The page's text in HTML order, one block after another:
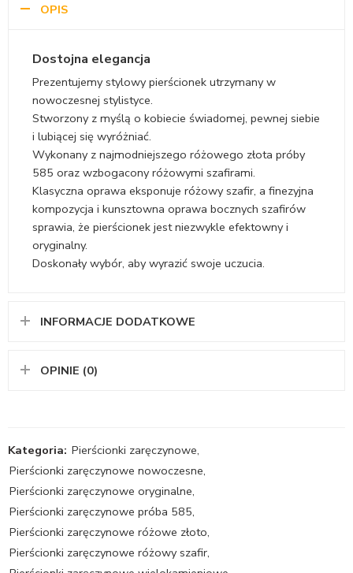
OPIS
Dostojna elegancja
Prezentujemy stylowy pierścionek utrzymany w
nowoczesnej stylistyce.
Stworzony z myślą o kobiecie świadomej, pewnej siebie
i lubiącej się wyróżniać.
Wykonany z najmodniejszego różowego złota próby
585 oraz wzbogacony różowymi szafirami.
Klasyczna oprawa eksponuje różowy szafir, a finezyjna
kompozycja i kunsztowna oprawa bocznych szafirów
sprawia, że pierścionek jest niezwykle efektowny i
oryginalny.
Doskonały wybór, aby wyrazić swoje uczucia.
INFORMACJE DODATKOWE
OPINIE (0)
Kategoria: Pierścionki zaręczynowe,
Pierścionki zaręczynowe nowoczesne,
Pierścionki zaręczynowe oryginalne,
Pierścionki zaręczynowe próba 585,
Pierścionki zaręczynowe różowe złoto,
Pierścionki zaręczynowe różowy szafir,